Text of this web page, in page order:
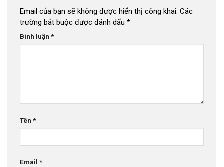
Email của bạn sẽ không được hiển thị công khai. Các
trường bắt buộc được đánh dấu *
Bình luận *
Tên *
Email *